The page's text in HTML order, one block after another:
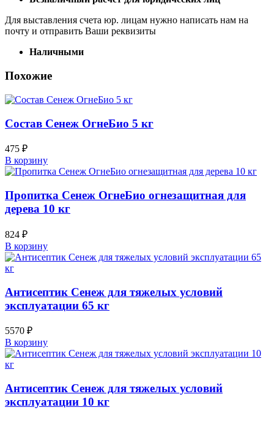
Для выставления счета юр. лицам нужно написать нам на
почту и отправить Ваши реквизиты
Наличными
Похожие
Состав Сенеж ОгнеБио 5 кг
475 ₽
В корзину
Пропитка Сенеж ОгнеБио огнезащитная для
дерева 10 кг
824 ₽
В корзину
Антисептик Сенеж для тяжелых условий
эксплуатации 65 кг
5570 ₽
В корзину
Антисептик Сенеж для тяжелых условий
эксплуатации 10 кг